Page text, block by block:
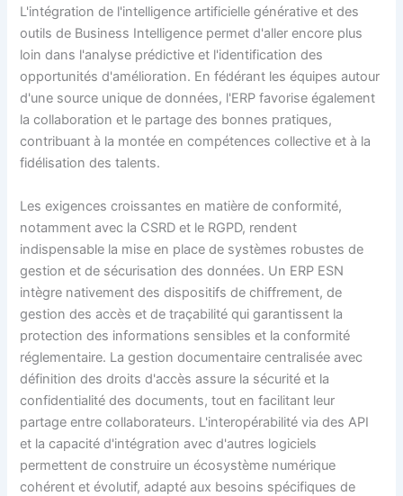
L'intégration de l'intelligence artificielle générative et des
outils de Business Intelligence permet d'aller encore plus
loin dans l'analyse prédictive et l'identification des
opportunités d'amélioration. En fédérant les équipes autour
d'une source unique de données, l'ERP favorise également
la collaboration et le partage des bonnes pratiques,
contribuant à la montée en compétences collective et à la
fidélisation des talents.
Les exigences croissantes en matière de conformité,
notamment avec la CSRD et le RGPD, rendent
indispensable la mise en place de systèmes robustes de
gestion et de sécurisation des données. Un ERP ESN
intègre nativement des dispositifs de chiffrement, de
gestion des accès et de traçabilité qui garantissent la
protection des informations sensibles et la conformité
réglementaire. La gestion documentaire centralisée avec
définition des droits d'accès assure la sécurité et la
confidentialité des documents, tout en facilitant leur
partage entre collaborateurs. L'interopérabilité via des API
et la capacité d'intégration avec d'autres logiciels
permettent de construire un écosystème numérique
cohérent et évolutif, adapté aux besoins spécifiques de